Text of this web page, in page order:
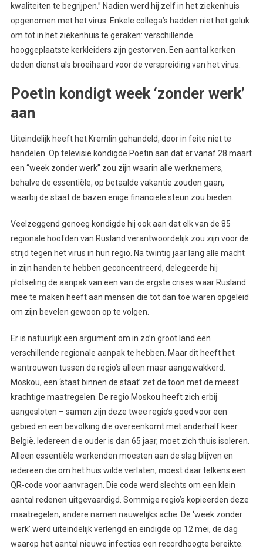
kwaliteiten te begrijpen.” Nadien werd hij zelf in het ziekenhuis
opgenomen met het virus. Enkele collega’s hadden niet het geluk
om tot in het ziekenhuis te geraken: verschillende
hooggeplaatste kerkleiders zijn gestorven. Een aantal kerken
deden dienst als broeihaard voor de verspreiding van het virus.
Poetin kondigt week ‘zonder werk’
aan
Uiteindelijk heeft het Kremlin gehandeld, door in feite niet te
handelen. Op televisie kondigde Poetin aan dat er vanaf 28 maart
een “week zonder werk” zou zijn waarin alle werknemers,
behalve de essentiële, op betaalde vakantie zouden gaan,
waarbij de staat de bazen enige financiële steun zou bieden.
Veelzeggend genoeg kondigde hij ook aan dat elk van de 85
regionale hoofden van Rusland verantwoordelijk zou zijn voor de
strijd tegen het virus in hun regio. Na twintig jaar lang alle macht
in zijn handen te hebben geconcentreerd, delegeerde hij
plotseling de aanpak van een van de ergste crises waar Rusland
mee te maken heeft aan mensen die tot dan toe waren opgeleid
om zijn bevelen gewoon op te volgen.
Er is natuurlijk een argument om in zo’n groot land een
verschillende regionale aanpak te hebben. Maar dit heeft het
wantrouwen tussen de regio’s alleen maar aangewakkerd.
Moskou, een ‘staat binnen de staat’ zet de toon met de meest
krachtige maatregelen. De regio Moskou heeft zich erbij
aangesloten – samen zijn deze twee regio’s goed voor een
gebied en een bevolking die overeenkomt met anderhalf keer
België. Iedereen die ouder is dan 65 jaar, moet zich thuis isoleren.
Alleen essentiële werkenden moesten aan de slag blijven en
iedereen die om het huis wilde verlaten, moest daar telkens een
QR-code voor aanvragen. Die code werd slechts om een klein
aantal redenen uitgevaardigd. Sommige regio’s kopieerden deze
maatregelen, andere namen nauwelijks actie. De ‘week zonder
werk’ werd uiteindelijk verlengd en eindigde op 12 mei, de dag
waarop het aantal nieuwe infecties een recordhoogte bereikte.